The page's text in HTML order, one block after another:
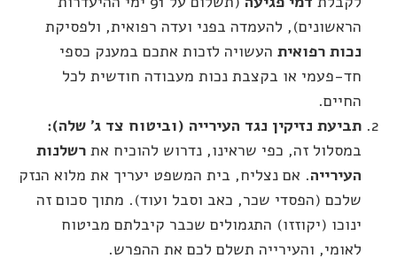
הראשונים), להעמדה בפני ועדה רפואית, ולפסיקת
נכות רפואית העשויה לזכות אתכם במענק כספי
חד-פעמי או בקצבת נכות מעבודה חודשית לכל
החיים.
תביעת נזיקין נגד העירייה (וביטוח צד ג' שלה):
במסלול זה, כפי שראינו, נדרוש להוכיח את רשלנות
העירייה. אם נצליח, בית המשפט יעריך את מלוא הנזק
שלכם (הפסדי שכר, כאב וסבל ועוד). מתוך סכום זה
ינוכו (יקוזזו) התגמולים שכבר קיבלתם מביטוח
לאומי, והעירייה תשלם לכם את ההפרש.